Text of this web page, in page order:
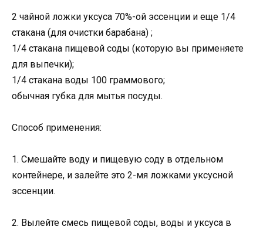
2 чайной ложки уксуса 70%-ой эссенции и еще 1/4
стакана (для очистки барабана) ;
1/4 стакана пищевой соды (которую вы применяете
для выпечки);
1/4 стакана воды 100 граммового;
обычная губка для мытья посуды.
Способ применения:
1. Смешайте воду и пищевую соду в отдельном
контейнере, и залейте это 2-мя ложками уксусной
эссенции.
2. Вылейте смесь пищевой соды, воды и уксуса в